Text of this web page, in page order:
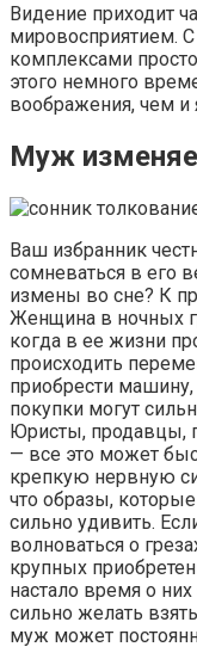
Видение приходит
мировосприятием.
комплексами
этого немного
воображения, чем и
Муж
Ваш избранник
сомневаться в его
измены во сне? К
Женщина в ночных
когда в ее жизни
происходить
приобрести
покупки могут
Юристы, продавцы,
— все это может
крепкую нервную
что образы,
сильно удивить.
волноваться о
крупных
настало время о
сильно желать
муж может